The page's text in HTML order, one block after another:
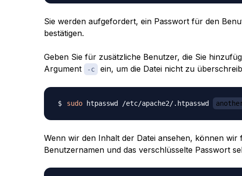
Sie werden aufgefordert, ein Passwort für den
bestätigen.
Geben Sie für zusätzliche Benutzer, die Sie
Argument
-c ein, um die Datei nicht zu
sudo htpasswd /etc/apache2/.htpasswd
Wenn wir den Inhalt der Datei ansehen, können wir
Benutzernamen und das verschlüsselte Passwort